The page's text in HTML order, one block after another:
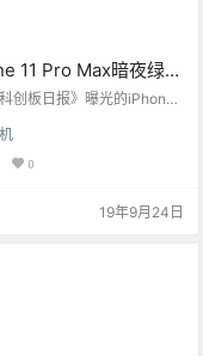
11 Pro Max暗夜绿渠
格跳水 一夜跌700元
创板日报》曝光的iPhone1
元，其中新色仅绿色与
溢价，绿色全内存溢价200
0
19年9月24日